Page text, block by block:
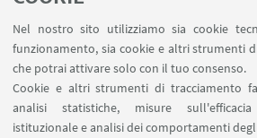
Nel nostro sito utilizziamo sia cookie
funzionamento, sia cookie e altri strumenti
che potrai attivare solo con il tuo consenso.
Cookie e altri strumenti di tracciamento
analisi statistiche, misure
istituzionale e analisi dei comportamenti
La mostra si propone di seguire
aspetti dell’editoria illustrata con
seconda città dello Stato Pontificio.